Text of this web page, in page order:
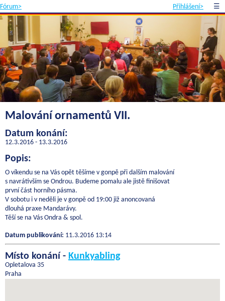
Fórum> Přihlášení> ☰
Malování ornamentů VII.
Datum konání:
12.3.2016 - 13.3.2016
Popis:
O víkendu se na Vás opět těšíme v gonpě při dalším malování
s navrátivším se Ondrou. Budeme pomalu ale jistě finišovat
první část horního pásma.
V sobotu i v neděli je v gonpě od 19:00 již anoncovaná
dlouhá praxe Mandarávy.
Těší se na Vás Ondra & spol.
Datum publikování: 11.3.2016 13:14
Místo konání - Kunkyabling
Opletalova 35
Praha